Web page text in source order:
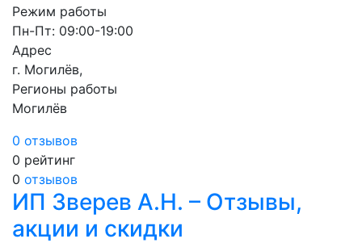
Режим работы
Пн-Пт: 09:00-19:00
Адрес
г. Могилёв,
Регионы работы
Могилёв
0 отзывов
0 рейтинг
0 отзывов
ИП Зверев А.Н. – Отзывы,
акции и скидки